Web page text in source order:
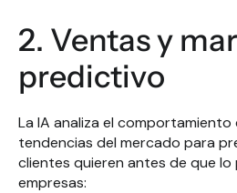
2. Ventas y
predictivo
La IA analiza el
tendencias del mercado para
clientes quieren antes de que lo
empresas: